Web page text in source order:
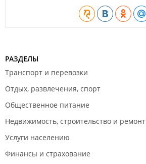
РАЗДЕЛЫ
Транспорт и перевозки
Отдых, развлечения, спорт
Общественное питание
Недвижимость, строительство и ремонт
Услуги населению
Финансы и страхование